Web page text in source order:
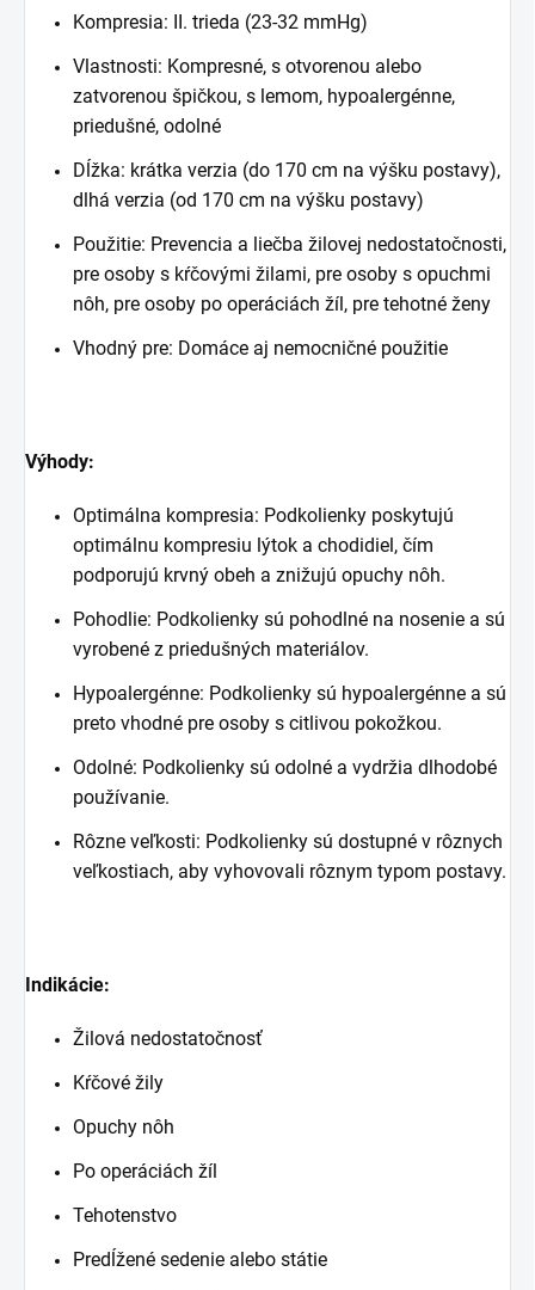
Kompresia: II. trieda (23-32 mmHg)
Vlastnosti: Kompresné, s otvorenou alebo
zatvorenou špičkou, s lemom, hypoalergénne,
priedušné, odolné
Dĺžka: krátka verzia (do 170 cm na výšku postavy),
dlhá verzia (od 170 cm na výšku postavy)
Použitie: Prevencia a liečba žilovej nedostatočnosti,
pre osoby s kŕčovými žilami, pre osoby s opuchmi
nôh, pre osoby po operáciách žíl, pre tehotné ženy
Vhodný pre: Domáce aj nemocničné použitie
Výhody:
Optimálna kompresia: Podkolienky poskytujú
optimálnu kompresiu lýtok a chodidiel, čím
podporujú krvný obeh a znižujú opuchy nôh.
Pohodlie: Podkolienky sú pohodlné na nosenie a sú
vyrobené z priedušných materiálov.
Hypoalergénne: Podkolienky sú hypoalergénne a sú
preto vhodné pre osoby s citlivou pokožkou.
Odolné: Podkolienky sú odolné a vydržia dlhodobé
používanie.
Rôzne veľkosti: Podkolienky sú dostupné v rôznych
veľkostiach, aby vyhovovali rôznym typom postavy.
Indikácie:
Žilová nedostatočnosť
Kŕčové žily
Opuchy nôh
Po operáciách žíl
Tehotenstvo
Predĺžené sedenie alebo státie